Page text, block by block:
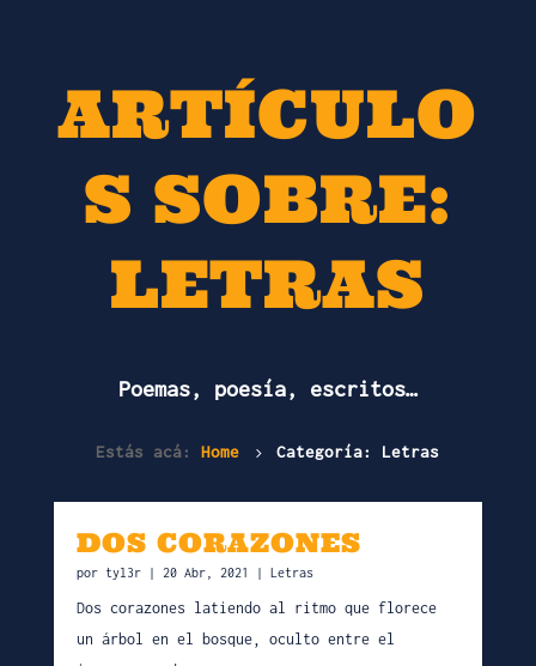
ARTÍCULO
S SOBRE:
LETRAS
Poemas, poesía, escritos…
Estás acá:Home 5 Categoría: Letras
DOS CORAZONES
por tyl3r| 20 Abr, 2021 | Letras
Dos corazones latiendo al ritmo que florece
un árbol en el bosque, oculto entre el